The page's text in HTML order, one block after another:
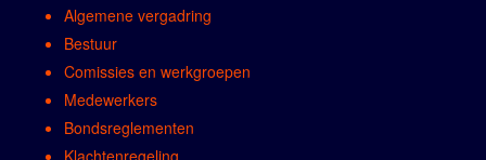
Algemene vergadring
Bestuur
Comissies en werkgroepen
Medewerkers
Bondsreglementen